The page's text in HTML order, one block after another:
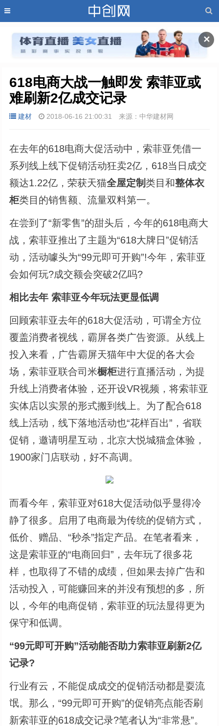
✕
618电商大战一触即发 索菲亚或
难刷新2亿成交记录
建材 2018-06-16 21:00:31 来源：中华建材网
在去年的618电商大促活动中，索菲亚凭借一
系列线上线下促销活动狂卖2亿，618当日成交
额达1.22亿，荣获天猫全屋定制 类目和整体衣
柜类目的销售额、流量双料第一。
在尝到了“新零售”的甜头后，今年的618电商大
战，索菲亚推出了主题为“618大牌日”促销活
动，活动噱头为“99元即可开购”!今年，索菲亚
会如何玩?成交额会突破2亿吗?
相比去年 索菲亚今年玩法更显低调
回顾索菲亚去年的618大促活动，可谓全方位
覆盖消费者视线，霸屏各类广告资源。从线上
投入来看，广告霸屏天猫年中大促的各大会
场，索菲亚联合司米橱柜进行直播活动，为提
升线上消费者体验，还开设VR视频，将索菲亚
实体店以实景的形式搬到线上。为了配合618
线上活动，线下落地活动也“花样百出”，省联
促销，邀请明星互动，北京大悦城猫盒体验，
1900家门店联动，好不高调。
而看今年，索菲亚对618大促活动似乎显得冷
静了很多。启用了电商最为传统的促销方式，
低价、赠品、“秒杀”指定产品。在笔者看来，
这是索菲亚的“电商回归”，去年玩了很多花
样，也取得了不错的成绩，但如果去掉广告和
活动投入，可能赚回来的并没有预想的多，所
以，今年的电商促销，索菲亚的玩法显得更为
保守和低调。
“99元即可开购”活动能否助力索菲亚刷新2亿
记录?
行业有云，不能促成成交的促销活动都是耍流
氓。那么，“99元即可开购”的促销亮点能否刷
新索菲亚的618成交记录?笔者认为“非常悬”。